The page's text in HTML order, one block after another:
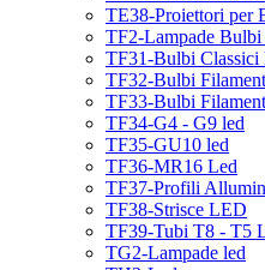
TE38-Proiettori per
TF2-Lampade
TF31-Bulbi Classici
TF32-Bulbi
TF33-Bulbi
TF34-G4 - G9 led
TF35-GU10 led
TF36-MR16 Led
TF37-Profili
TF38-Strisce LED
TF39-Tubi T8 - T5
TG2-Lampade led